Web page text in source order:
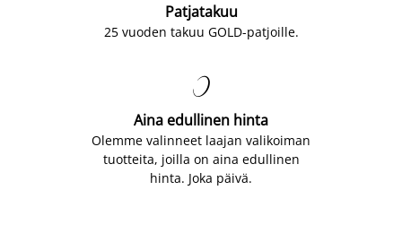
Patjatakuu
25 vuoden takuu GOLD-patjoille.

Aina edullinen hinta
Olemme valinneet laajan valikoiman
tuotteita, joilla on aina edullinen
hinta. Joka päivä.